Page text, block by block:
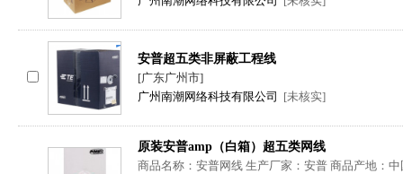
安普超五类非屏蔽工程线
[广东广州市]
广州南潮网络科技有限公司
[未核实]
原装安普amp（白箱）超五类网线
商品名称：安普网线 生产厂家：安普 商品产地：